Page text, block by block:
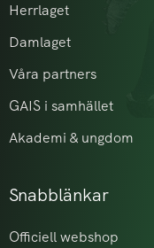
Herrlaget
Damlaget
Våra partners
GAIS i samhället
Akademi & ungdom
Snabblänkar
Officiell webshop